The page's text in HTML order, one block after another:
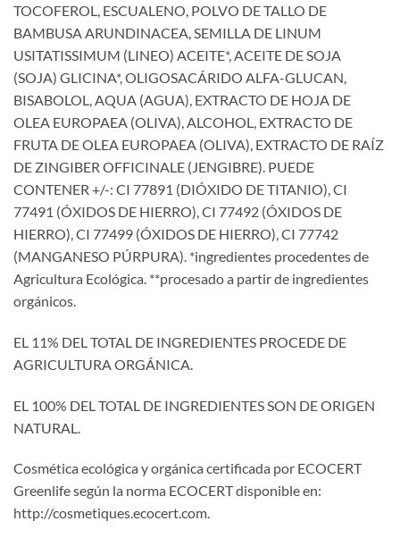
TOCOFEROL, ESCUALENO, POLVO DE TALLO DE
BAMBUSA ARUNDINACEA, SEMILLA DE LINUM
USITATISSIMUM (LINEO) ACEITE*, ACEITE DE SOJA
(SOJA) GLICINA*, OLIGOSACÁRIDO ALFA-GLUCAN,
BISABOLOL, AQUA (AGUA), EXTRACTO DE HOJA DE
OLEA EUROPAEA (OLIVA), ALCOHOL, EXTRACTO DE
FRUTA DE OLEA EUROPAEA (OLIVA), EXTRACTO DE RAÍZ
DE ZINGIBER OFFICINALE (JENGIBRE). PUEDE
CONTENER +/-: CI 77891 (DIÓXIDO DE TITANIO), CI
77491 (ÓXIDOS DE HIERRO), CI 77492 (ÓXIDOS DE
HIERRO), CI 77499 (ÓXIDOS DE HIERRO), CI 77742
(MANGANESO PÚRPURA). *ingredientes procedentes de
Agricultura Ecológica. **procesado a partir de ingredientes
orgánicos.
EL 11% DEL TOTAL DE INGREDIENTES PROCEDE DE
AGRICULTURA ORGÁNICA.
EL 100% DEL TOTAL DE INGREDIENTES SON DE ORIGEN
NATURAL.
Cosmética ecológica y orgánica certificada por ECOCERT
Greenlife según la norma ECOCERT disponible en:
http://cosmetiques.ecocert.com.